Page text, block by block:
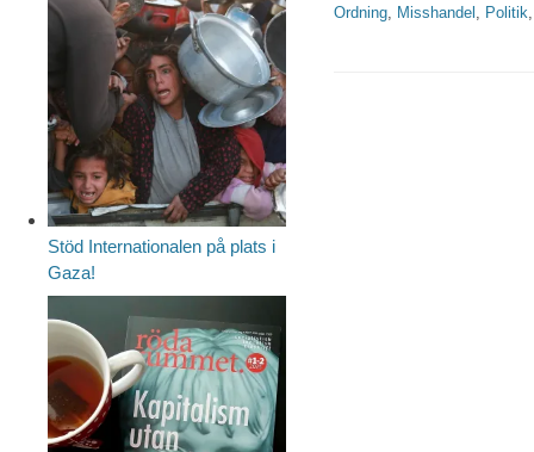
Ordning Misshandel Politik
Stöd Internationalen på plats i
Gaza!